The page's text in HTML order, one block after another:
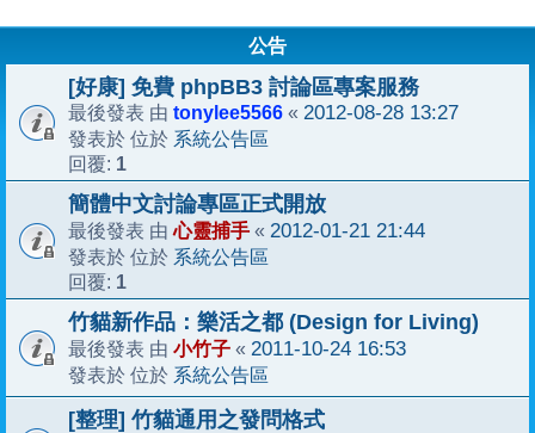
公告
[好康] 免費 phpBB3 討論區專案服務
最後發表 由 tonylee5566 « 2012-08-28 13:27
發表於 位於 系統公告區
回覆: 1
簡體中文討論專區正式開放
最後發表 由心靈捕手 « 2012-01-21 21:44
發表於 位於 系統公告區
回覆: 1
竹貓新作品：樂活之都 (Design for Living)
最後發表 由 小竹子 « 2011-10-24 16:53
發表於 位於 系統公告區
[整理] 竹貓通用之發問格式